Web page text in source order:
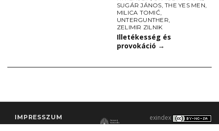
SUGÁR JÁNOS,THE YES MEN,
MILICA TOMIĆ,
UNTERGUNTHER,
ZELIMIR ZILNIK
Illetékesség és
provokáció →
IMPRESSZUM
exindex